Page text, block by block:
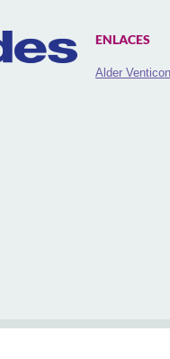
ENLACES
Alder